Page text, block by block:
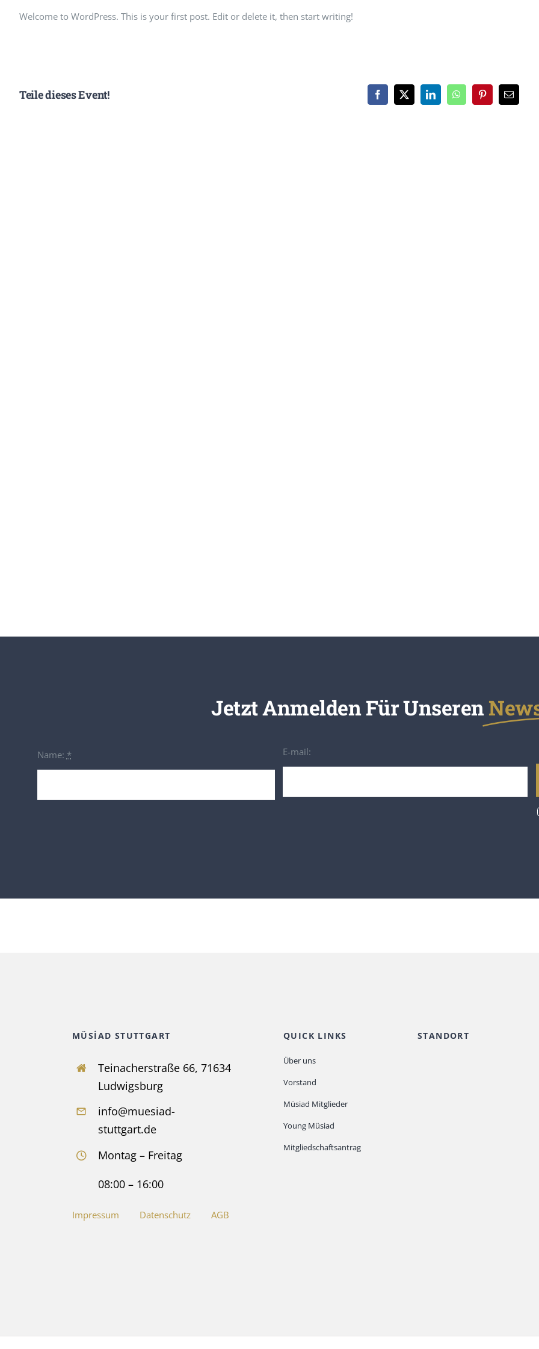
Welcome to WordPress. This is your first post. Edit or delete it, then start writing!
Teile dieses Event!
Jetzt Anmelden Für Unseren
Name: * E-mail:
MÜSİAD STUTTGART
Teinacherstraße 66, 71634
Ludwigsburg
info@muesiad-
stuttgart.de
Montag – Freitag
08:00 – 16:00
Impressum Datenschutz AGB
QUICK LINKS
Über uns
Vorstand
Müsiad Mitglieder
Young Müsiad
Mitgliedschaftsantrag
STANDORT